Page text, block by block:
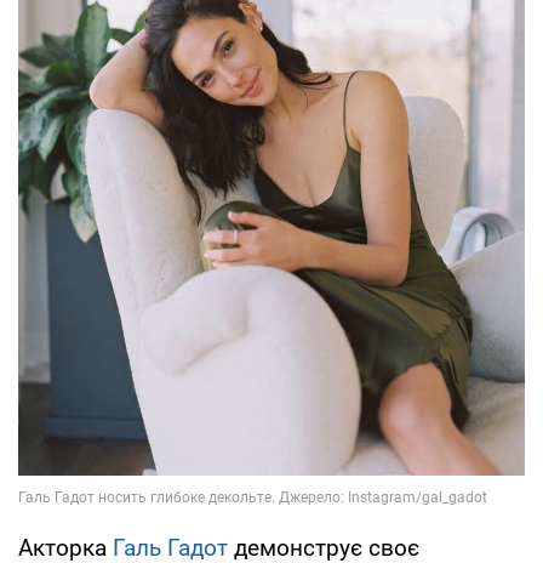
Акторка Галь Гадот демонструє своє